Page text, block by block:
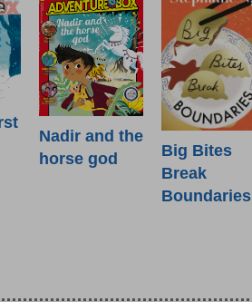
Nadir and the
horse god
Big Bites
Break
Boundaries